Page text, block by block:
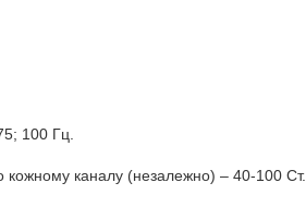
100 Гц.
кожному каналу (незалежно) – 40-100 Ст.